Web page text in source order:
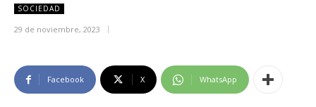
SOCIEDAD
29 de noviembre, 2023
Facebook X WhatsApp